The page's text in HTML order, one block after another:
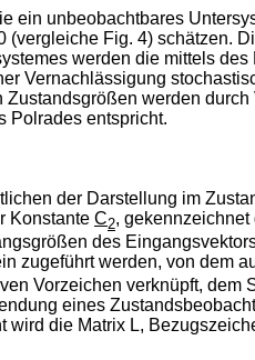
ein unbeobachtbares
Fig. 4) schätzen.
werden die mittels des
Vernachlässigung
werden durch
Polrades entspricht.
der Darstellung im
Konstante C2,
des
zugeführt werden, von dem
Vorzeichen verknüpft, dem
eines
die Matrix L,